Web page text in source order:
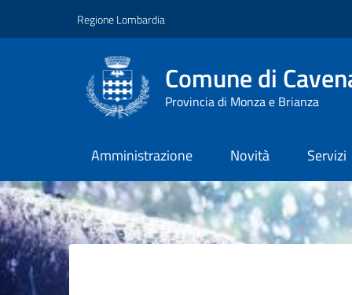
Regione Lombardia
Comune di
Provincia di Monza e Brianza
Amministrazione Novità Servizi